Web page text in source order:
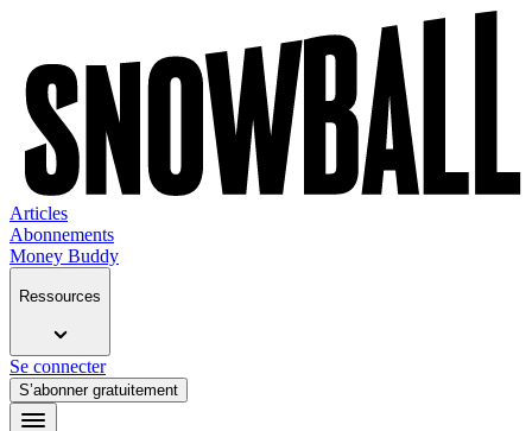
Articles
Abonnements
Money Buddy
Ressources
Se connecter
S’abonner gratuitement